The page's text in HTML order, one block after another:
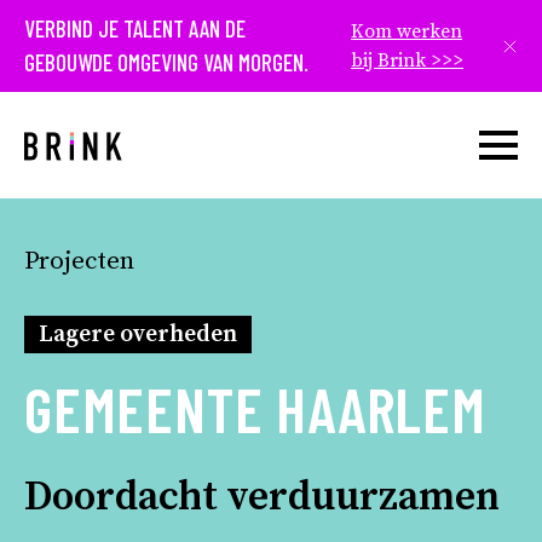
VERBIND JE TALENT AAN DE
GEBOUWDE OMGEVING VAN MORGEN.
Kom werken
bij Brink >>>
Open
Projecten
Lagere overheden
GEMEENTE HAARLEM
Doordacht verduurzamen